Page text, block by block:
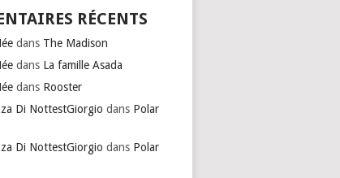
RÉCENTS
dans The Madison
dans La famille Asada
dans Rooster
Di NottestGiorgio dans Polar
Di NottestGiorgio dans Polar